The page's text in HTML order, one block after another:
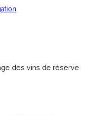
des vins de réserve